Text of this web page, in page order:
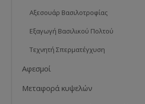
Αξεσουάρ Βασιλοτροφίας
Εξαγωγή Βασιλικού Πολτού
Τεχνητή Σπερματέγχυση
Αφεσμοί
Μεταφορά κυψελών